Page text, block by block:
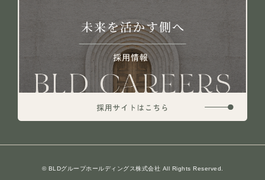
© BLDグループホールディングス株式会社 All Rights Reserved.